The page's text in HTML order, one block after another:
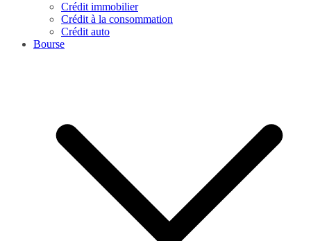
Crédit immobilier
Crédit à la consommation
Crédit auto
Bourse